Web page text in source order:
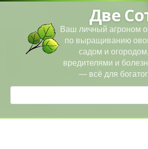
Перейти
Две
Ваш личный агроном
по выращиванию
садом и
вредителями и
— всё для
Поиск: